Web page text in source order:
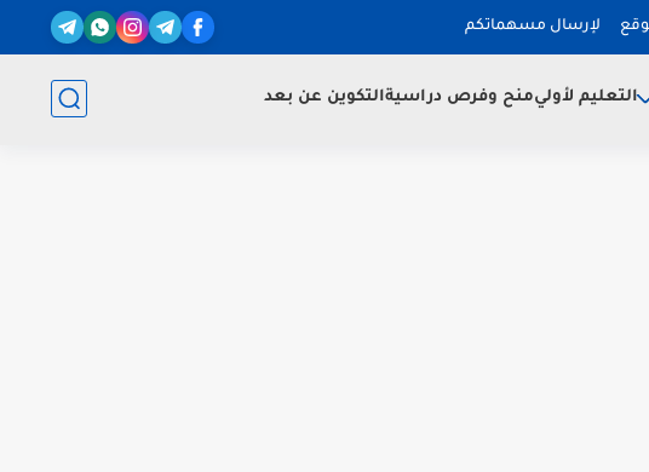
لإرسال مسهماتكم
التعليم لأوليمنح وفرص دراسيةالتكوين عن بعد